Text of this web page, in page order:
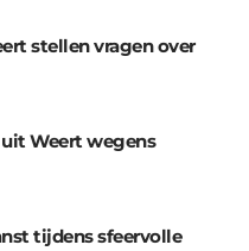
stellen vragen over
Weert wegens
tijdens sfeervolle